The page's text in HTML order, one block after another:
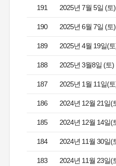
191 2025년 7월 5일 (
190 2025년 6월 7일 (
189 2025년 4월 19일(
188 2025년 3월8일 (토
187 2025년 1월 11일(
186 2024년 12월 21일
185 2024년 12월 14일
184 2024년 11월 30일
183 2024년 11월 23일